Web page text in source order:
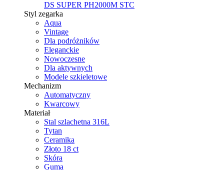
DS SUPER PH2000M STC
Styl zegarka
Aqua
Vintage
Dla podróżników
Eleganckie
Nowoczesne
Dla aktywnych
Modele szkieletowe
Mechanizm
Automatyczny
Kwarcowy
Materiał
Stal szlachetna 316L
Tytan
Ceramika
Złoto 18 ct
Skóra
Guma